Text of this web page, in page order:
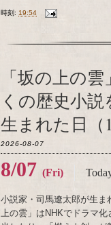
時刻: 19:54
「坂の上の
くの歴史小
生まれた日（
2026-08-07
8/07 (Fri)
小説家・司馬遼太郎が生ま
上の雲」はNHKでドラマ